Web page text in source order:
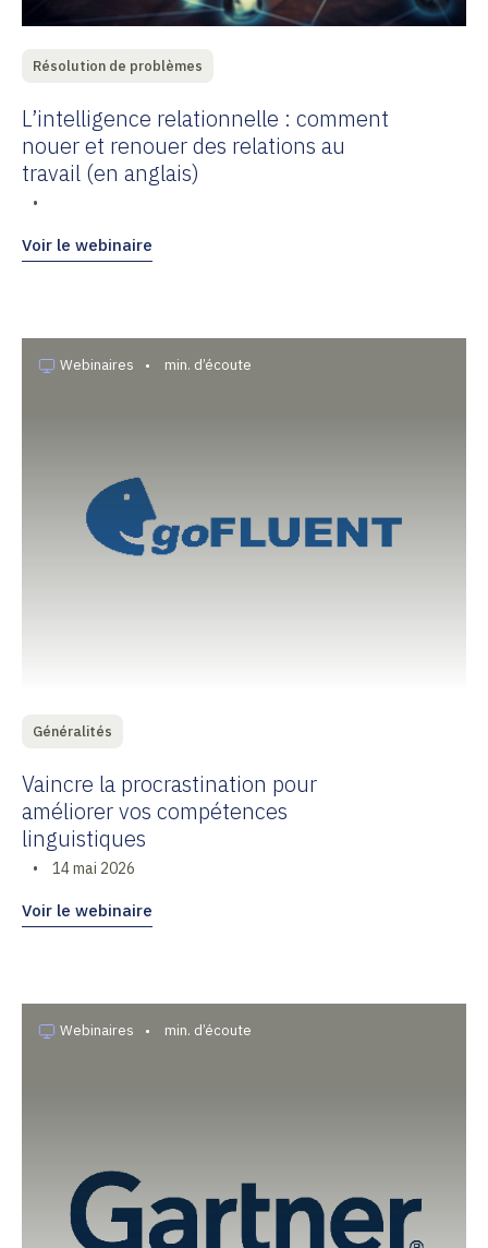
Résolution de problèmes
L’intelligence relationnelle : comment
nouer et renouer des relations au
travail (en anglais)
•
Voir le webinaire
Webinaires • min. d’écoute
Généralités
Vaincre la procrastination pour
améliorer vos compétences
linguistiques
• 14 mai 2026
Voir le webinaire
Webinaires • min. d’écoute